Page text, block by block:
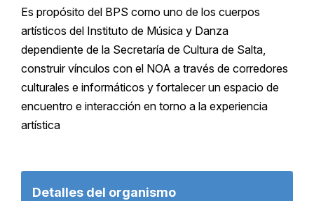
Es propósito del BPS como uno de los cuerpos
artísticos del Instituto de Música y Danza
dependiente de la Secretaría de Cultura de Salta,
construir vínculos con el NOA a través de corredores
culturales e informáticos y fortalecer un espacio de
encuentro e interacción en torno a la experiencia
artística
Detalles del organismo